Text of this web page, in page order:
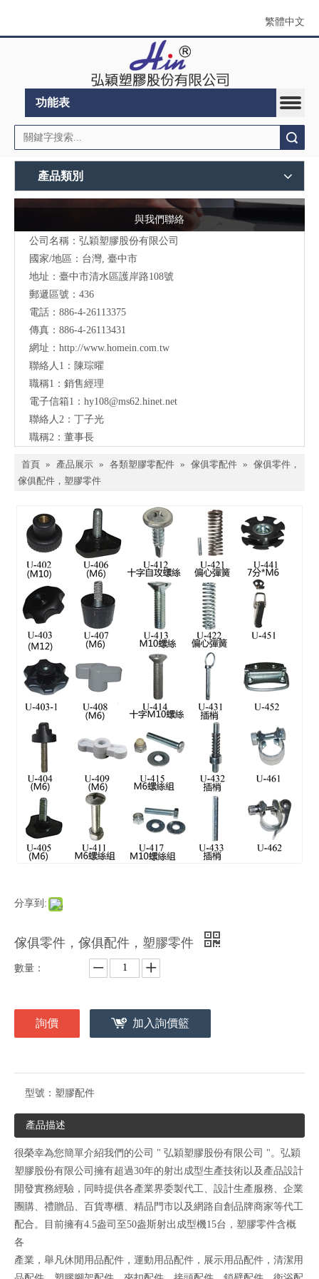
繁體中文
功能表
產品類別
與我們聯絡
公司名稱：弘穎塑膠股份有限公司
國家/地區：台灣, 臺中市
地址：臺中市清水區護岸路108號
郵遞區號：436
電話：886-4-26113375
傳真：886-4-26113431
網址： http://www.homein.com.tw
聯絡人1：陳琮曜
職稱1：銷售經理
電子信箱1： hy108@ms62.hinet.net
聯絡人2：丁子光
職稱2：董事長
首頁 » 產品展示 » 各類塑膠零配件 » 傢俱零配件 » 傢俱零件，
傢俱配件，塑膠零件
分享到:
傢俱零件，傢俱配件，塑膠零件
數量：
詢價 加入詢價籃
型號： 塑膠配件
產品描述
很榮幸為您簡單介紹我們的公司 " 弘穎塑膠股份有限公司 "。弘穎
塑膠股份有限公司擁有超過30年的射出成型生產技術以及產品設計
開發實務經驗，同時提供各產業界委製代工、設計生產服務、企業
團購、禮贈品、百貨專櫃、精品門市以及網路自創品牌商家等代工
配合。目前擁有4.5盎司至50盎斯射出成型機15台，塑膠零件含概
各
產業，舉凡休閒用品配件，運動用品配件，展示用品配件，清潔用